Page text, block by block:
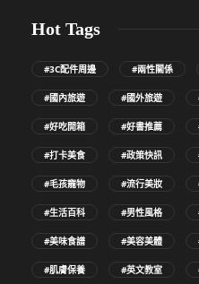
Hot Tags
#3C配件周邊 #兩性關係
#國內旅遊 #國外旅遊
#好吃開箱 #好書推薦
#打卡美食 #政策快訊
#毛孩寵物 #流行美妝
#生活百科 #男性風格
#美味食譜 #美容美體
#肌膚保養 #英文教室